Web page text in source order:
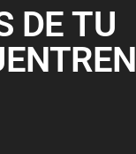
DE TU